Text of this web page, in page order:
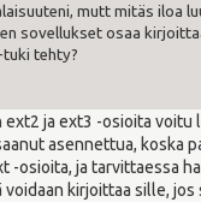
mutt mitäs iloa
sovellukset osaa
tuki tehty?
ext2 ja ext3 -osioita
asennettua, koska
-osioita, ja tarvittaessa
kirjoittaa sille,